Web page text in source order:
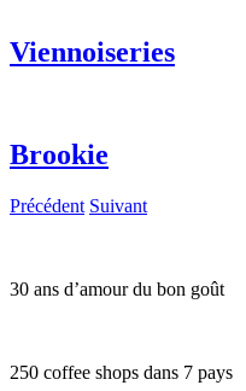
Viennoiseries
Brookie
Précédent Suivant
30 ans d’amour du bon goût
250 coffee shops dans 7 pays